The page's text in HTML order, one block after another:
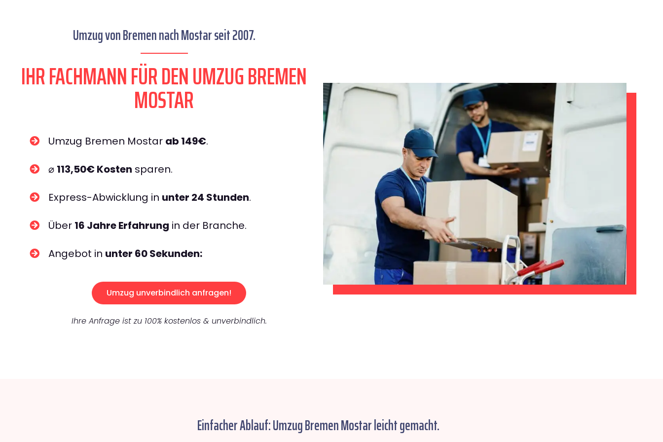
Umzug von Bremen nach Mostar seit 2007.
IHR FACHMANN FÜR DEN UMZUG BREMEN
MOSTAR
Umzug Bremen Mostar ab 149€.
⌀ 113,50€ Kosten sparen.
Express-Abwicklung in unter 24 Stunden.
Über 16 Jahre Erfahrung in der Branche.
Angebot in unter 60 Sekunden:
Umzug unverbindlich anfragen!
Ihre Anfrage ist zu 100% kostenlos & unverbindlich.
Einfacher Ablauf: Umzug Bremen Mostar leicht gemacht.